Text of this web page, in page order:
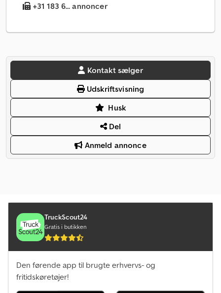
+31 183 6... annoncer
Kontakt sælger
Udskriftsvisning
Husk
Del
Anmeld annonce
TruckScout24
Gratis i butikken
Den førende app til brugte erhvervs- og
fritidskøretøjer!